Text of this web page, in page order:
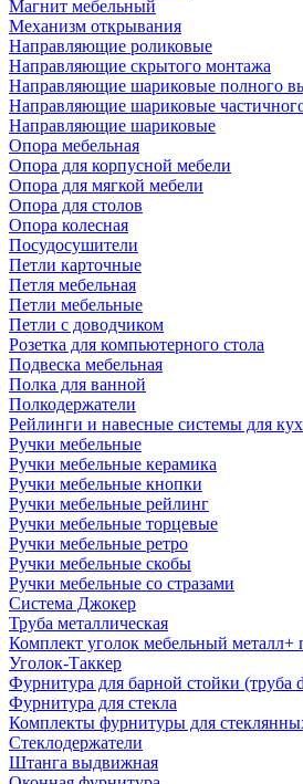
Магнит мебельный
Механизм открывания
Направляющие роликовые
Направляющие скрытого монтажа
Направляющие шариковые полного
Направляющие шариковые
Направляющие шариковые
Опора мебельная
Опора для корпусной мебели
Опора для мягкой мебели
Опора для столов
Опора колесная
Посудосушители
Петли карточные
Петля мебельная
Петли мебельные
Петли с доводчиком
Розетка для компьютерного стола
Подвеска мебельная
Полка для ванной
Полкодержатели
Рейлинги и навесные системы для
Ручки мебельные
Ручки мебельные керамика
Ручки мебельные кнопки
Ручки мебельные рейлинг
Ручки мебельные торцевые
Ручки мебельные ретро
Ручки мебельные скобы
Ручки мебельные со стразами
Система Джокер
Труба металлическая
Комплект уголок мебельный металл+
Уголок-Таккер
Фурнитура для барной стойки (труба
Фурнитура для стекла
Комплекты фурнитуры для
Стеклодержатели
Штанга выдвижная